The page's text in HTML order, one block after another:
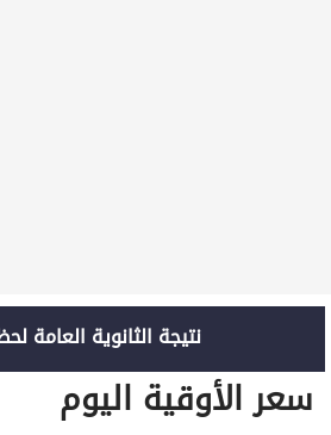
نتيجة الثانوية العامة
سعر الأوقية اليوم